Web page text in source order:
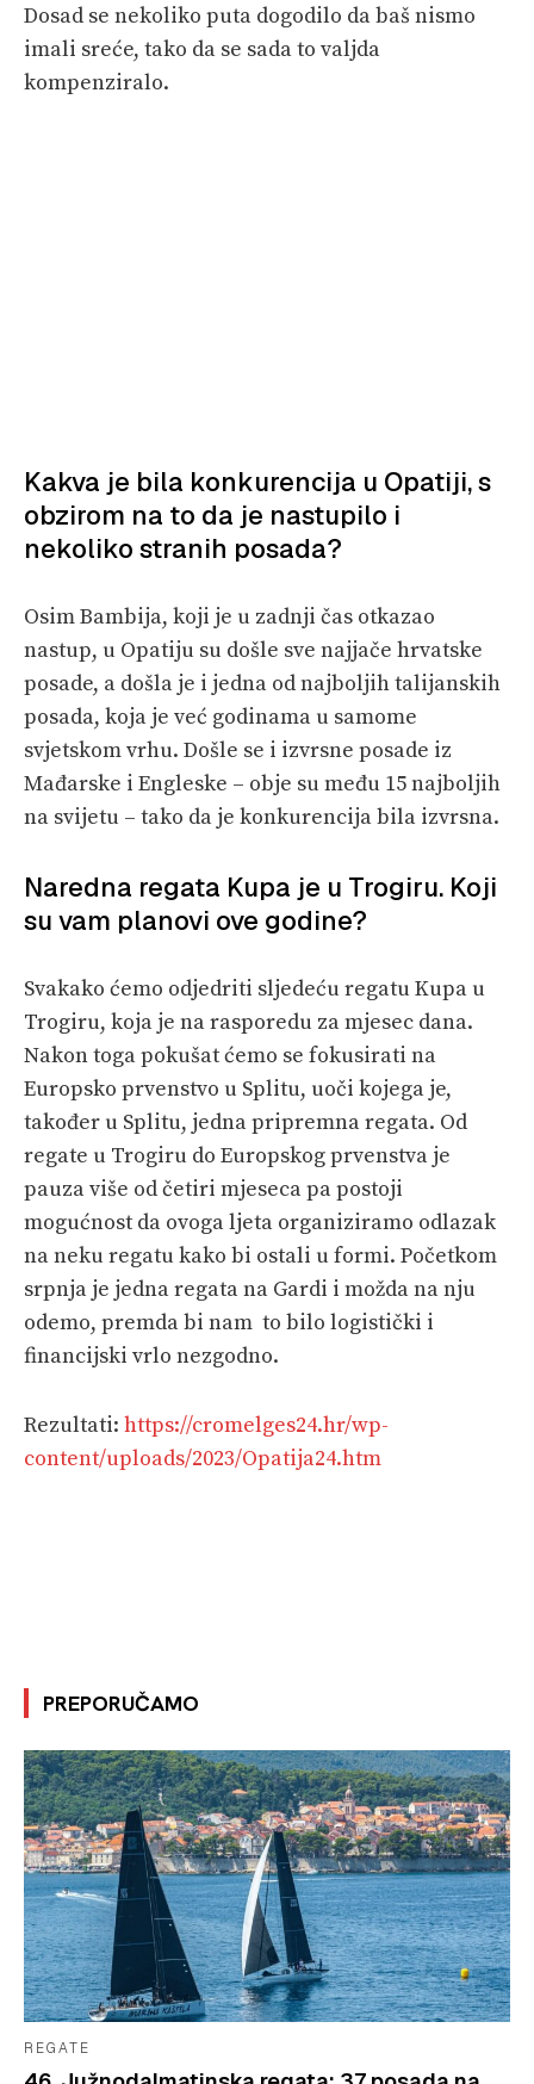
Dosad se nekoliko puta dogodilo da baš nismo
imali sreće, tako da se sada to valjda
kompenziralo.
Kakva je bila konkurencija u Opatiji, s
obzirom na to da je nastupilo i
nekoliko stranih posada?
Osim Bambija, koji je u zadnji čas otkazao
nastup, u Opatiju su došle sve najjače hrvatske
posade, a došla je i jedna od najboljih talijanskih
posada, koja je već godinama u samome
svjetskom vrhu. Došle se i izvrsne posade iz
Mađarske i Engleske – obje su među 15 najboljih
na svijetu – tako da je konkurencija bila izvrsna.
Naredna regata Kupa je u Trogiru. Koji
su vam planovi ove godine?
Svakako ćemo odjedriti sljedeću regatu Kupa u
Trogiru, koja je na rasporedu za mjesec dana.
Nakon toga pokušat ćemo se fokusirati na
Europsko prvenstvo u Splitu, uoči kojega je,
također u Splitu, jedna pripremna regata. Od
regate u Trogiru do Europskog prvenstva je
pauza više od četiri mjeseca pa postoji
mogućnost da ovoga ljeta organiziramo odlazak
na neku regatu kako bi ostali u formi. Početkom
srpnja je jedna regata na Gardi i možda na nju
odemo, premda bi nam to bilo logistički i
financijski vrlo nezgodno.
Rezultati: https://cromelges24.hr/wp-
content/uploads/2023/Opatija24.htm
PREPORUČAMO
REGATE